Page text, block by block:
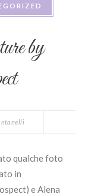
by
qualche foto
in
e Alena